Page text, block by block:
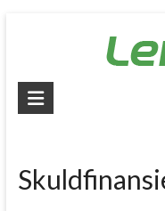
Lenders
Jämför
alla